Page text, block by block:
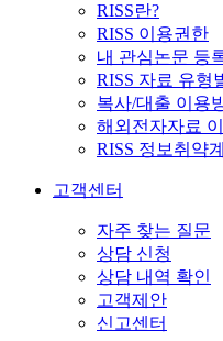
RISS란?
RISS 이용권한
내 관심논문 등
RISS 자료 유형
복사/대출 이용
해외전자자료
RISS 정보취약
고객센터
자주 찾는 질문
상담 신청
상담 내역 확인
고객제안
신고센터